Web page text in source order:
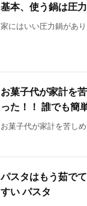
基本、使う鍋は圧
家にはいい圧力鍋があ
お菓子代が家計を
った！！ 誰でも簡
お菓子代が家計を苦し
パスタはもう茹で
すい パスタ